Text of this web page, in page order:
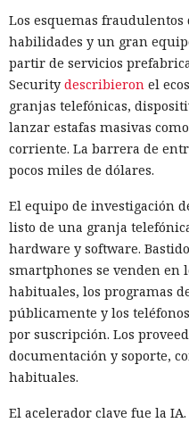
Los esquemas
habilidades y un gran
partir de servicios
Security describieron el
granjas telefónicas,
lanzar estafas masivas
corriente. La barrera de
pocos miles de dólares.
El equipo de investigación
listo de una granja
hardware y software.
smartphones se venden en
habituales, los programas
públicamente y los
por suscripción. Los
documentación y soporte,
habituales.
El acelerador clave fue la